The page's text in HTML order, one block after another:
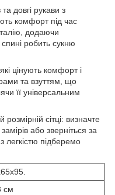
довгі рукави з
комфорт під час
додаючи
робить сукню
цінують комфорт і
та взуттям, що
її універсальним
сітці: визначте
або зверніться за
легкістю підберемо
см